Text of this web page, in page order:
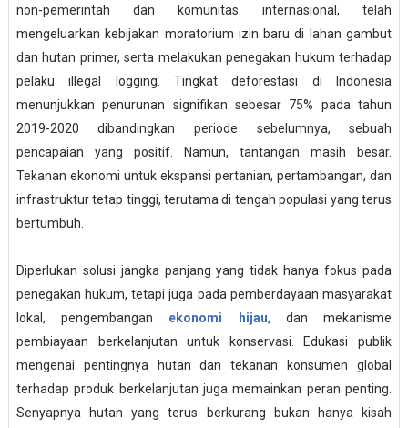
non-pemerintah dan komunitas internasional, telah
mengeluarkan kebijakan moratorium izin baru di lahan gambut
dan hutan primer, serta melakukan penegakan hukum terhadap
pelaku illegal logging. Tingkat deforestasi di Indonesia
menunjukkan penurunan signifikan sebesar 75% pada tahun
2019-2020 dibandingkan periode sebelumnya, sebuah
pencapaian yang positif. Namun, tantangan masih besar.
Tekanan ekonomi untuk ekspansi pertanian, pertambangan, dan
infrastruktur tetap tinggi, terutama di tengah populasi yang terus
bertumbuh.
Diperlukan solusi jangka panjang yang tidak hanya fokus pada
penegakan hukum, tetapi juga pada pemberdayaan masyarakat
lokal, pengembangan ekonomi hijau, dan mekanisme
pembiayaan berkelanjutan untuk konservasi. Edukasi publik
mengenai pentingnya hutan dan tekanan konsumen global
terhadap produk berkelanjutan juga memainkan peran penting.
Senyapnya hutan yang terus berkurang bukan hanya kisah